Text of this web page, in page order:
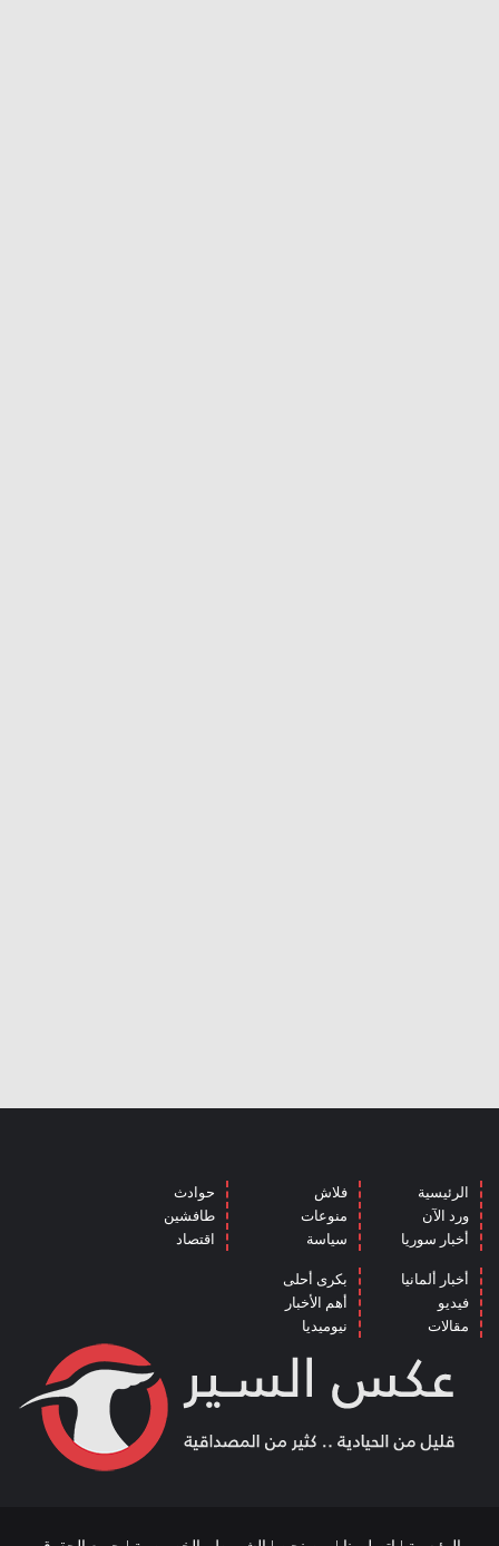
الرئيسية
ورد الآن
أخبار سوريا
فلاش
منوعات
سياسة
حوادث
طافشين
اقتصاد
أخبار ألمانيا
فيديو
مقالات
بكرى أحلى
أهم الأخبار
نيوميديا